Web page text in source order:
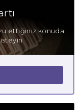
ettiğiniz konuda